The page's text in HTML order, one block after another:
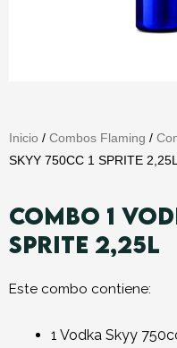
Inicio / Combos Flaming /
SKYY 750CC 1 SPRITE 2,25L
COMBO 1
SPRITE 2,25L
Este combo contiene:
1 Vodka Skyy